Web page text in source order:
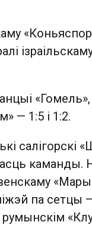
«Гомель»,
— 1:5 і 1:2.
салігорскі
каманды.
па сетцы
румынскім